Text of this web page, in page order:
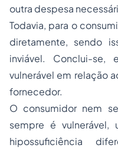
outra despesa
Todavia, para o
diretamente, sendo
inviável. Conclui-se,
vulnerável em relação
fornecedor.
O consumidor nem
sempre é
hipossuficiência